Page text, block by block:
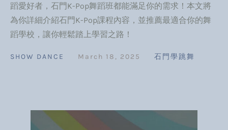
蹈愛好者，石門K-Pop舞蹈班都能滿足你的需求！本文將
為你詳細介紹石門K-Pop課程內容，並推薦最適合你的舞
蹈學校，讓你輕鬆踏上學習之路！
SHOW DANCE March 18, 2025 石門學跳舞